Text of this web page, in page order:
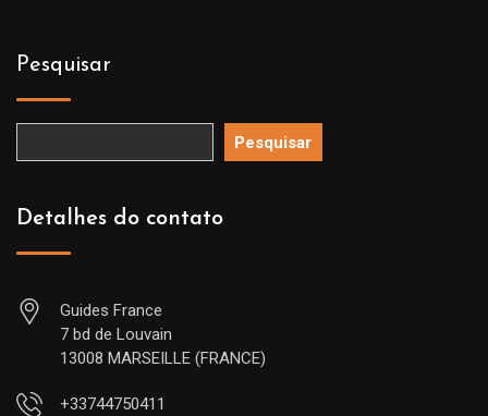
Pesquisar
Pesquisar
Detalhes do contato
Guides France
7 bd de Louvain
13008 MARSEILLE (FRANCE)
+33744750411